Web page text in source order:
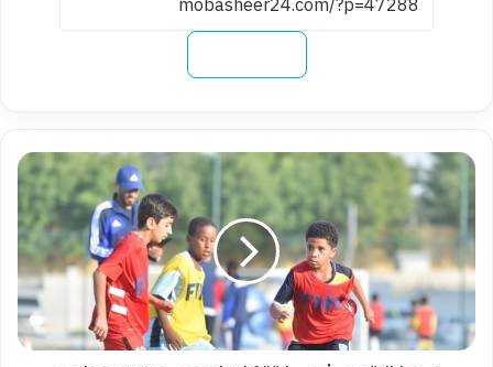
شروط
التقديم
مسابقة
كابيتانو
مصر
2024
ومواعيد
الاختبارات